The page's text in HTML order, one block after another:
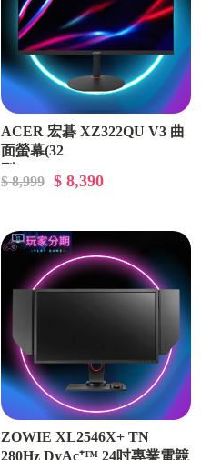
ACER 宏碁 XZ322QU V3 曲
面螢幕(32
$ 8,999 $ 8,390
ZOWIE XL2546X+ TN
280Hz DyAc⁺™ 24吋專業電竸